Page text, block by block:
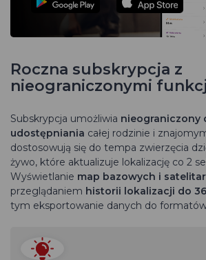
Roczna subskrypcja z
nieograniczonymi
Subskrypcja umożliwia nieograniczony
udostępniania całej rodzinie i
dostosowują się do tempa zwierzęcia
żywo, które aktualizuje lokalizację co 2
Wyświetlanie map bazowych i
przeglądaniem historii lokalizacji do
tym eksportowanie danych do